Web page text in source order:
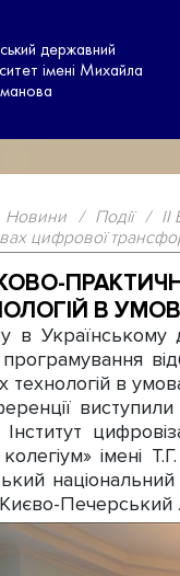
державний
імені Михайла
Новини / Події /
цифрової
В
в
виступили
колегіум»
Печерський